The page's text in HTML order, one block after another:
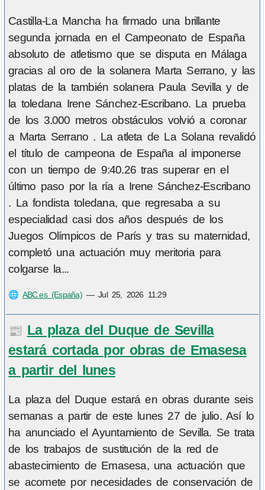
Castilla-La Mancha ha firmado una brillante
segunda jornada en el Campeonato de España
absoluto de atletismo que se disputa en Málaga
gracias al oro de la solanera Marta Serrano, y las
platas de la también solanera Paula Sevilla y de
la toledana Irene Sánchez-Escribano. La prueba
de los 3.000 metros obstáculos volvió a coronar
a Marta Serrano . La atleta de La Solana revalidó
el título de campeona de España al imponerse
con un tiempo de 9:40.26 tras superar en el
último paso por la ría a Irene Sánchez-Escribano
. La fondista toledana, que regresaba a su
especialidad casi dos años después de los
Juegos Olímpicos de París y tras su maternidad,
completó una actuación muy meritoria para
colgarse la...
🌐 ABC.es (España)—Jul 25, 2026 11:29
📰 La plaza del Duque de Sevilla
estará cortada por obras de Emasesa
a partir del lunes
La plaza del Duque estará en obras durante seis
semanas a partir de este lunes 27 de julio. Así lo
ha anunciado el Ayuntamiento de Sevilla. Se trata
de los trabajos de sustitución de la red de
abastecimiento de Emasesa, una actuación que
se acomete por necesidades de conservación de